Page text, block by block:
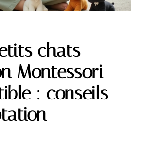
chats
Montessori
: conseils